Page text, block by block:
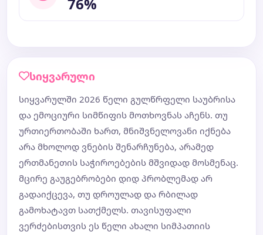
სიყვარული
სიყვარულში 2026 წელი გულწრფელი საუბრისა
და ემოციური სიმწიფის მოთხოვნას აჩენს. თუ
ურთიერთობაში ხართ, მნიშვნელოვანი იქნება
არა მხოლოდ ვნების შენარჩუნება, არამედ
ერთმანეთის საჭიროებების მშვიდად მოსმენაც.
მცირე გაუგებრობები დიდ პრობლემად არ
გადაიქცევა, თუ დროულად და რბილად
გამოხატავთ სათქმელს. თავისუფალი
ვერძებისთვის ეს წელი ახალი სიმპათიის